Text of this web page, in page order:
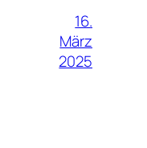
16.
März
2025